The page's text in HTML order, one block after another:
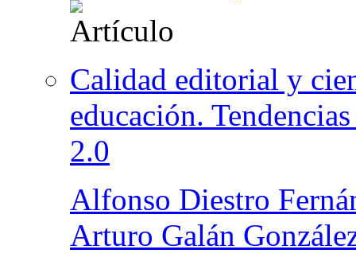
Calidad editorial y
educación.
2.0
Alfonso Diestro
Arturo Galán